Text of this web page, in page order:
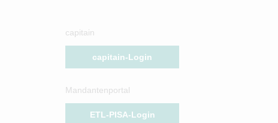
capitain
capitain-Login
Mandantenportal
ETL-PISA-Login